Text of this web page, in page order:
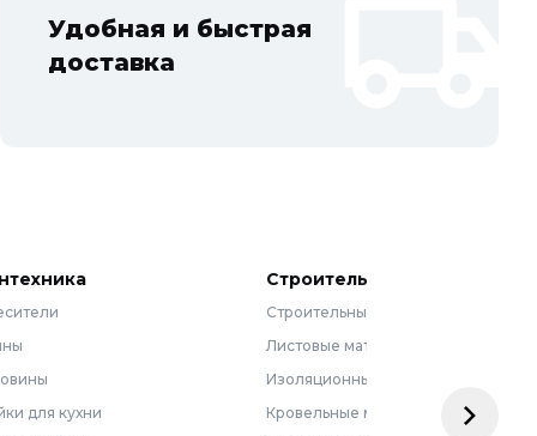
Удобная и быстрая
доставка
для кухни
Строительные материалы
Строительные смеси
Листовые материалы
Изоляционные материалы
Кровельные материалы